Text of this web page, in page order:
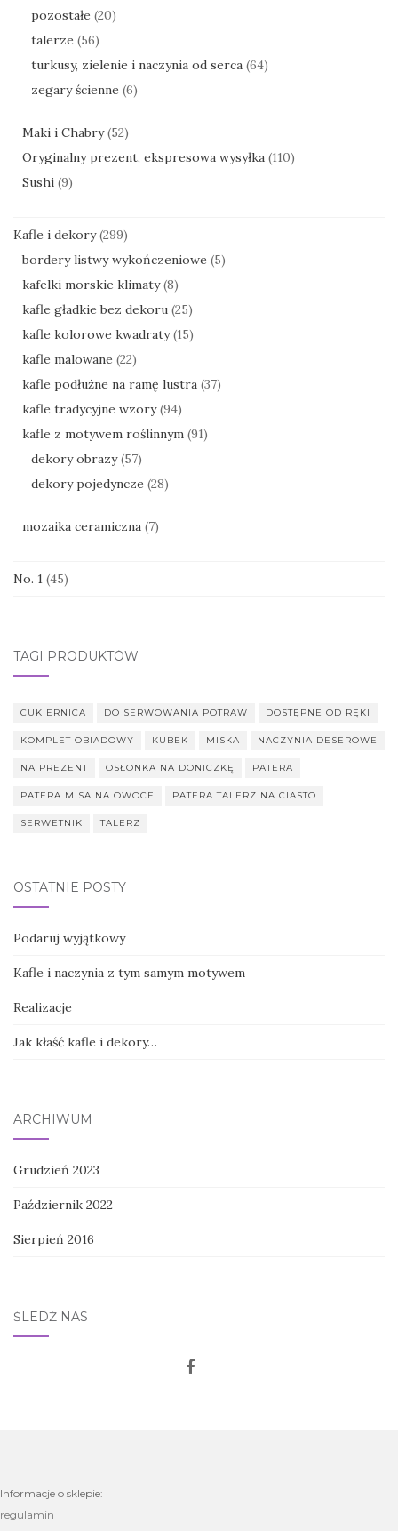
pozostałe (20)
talerze (56)
turkusy, zielenie i naczynia od serca (64)
zegary ścienne (6)
Maki i Chabry (52)
Oryginalny prezent, ekspresowa wysyłka (110)
Sushi (9)
Kafle i dekory (299)
bordery listwy wykończeniowe (5)
kafelki morskie klimaty (8)
kafle gładkie bez dekoru (25)
kafle kolorowe kwadraty (15)
kafle malowane (22)
kafle podłużne na ramę lustra (37)
kafle tradycyjne wzory (94)
kafle z motywem roślinnym (91)
dekory obrazy (57)
dekory pojedyncze (28)
mozaika ceramiczna (7)
No. 1 (45)
TAGI PRODUKTÓW
CUKIERNICA DO SERWOWANIA POTRAW DOSTĘPNE OD RĘKI
KOMPLET OBIADOWY KUBEK MISKA NACZYNIA DESEROWE
NA PREZENT OSŁONKA NA DONICZKĘ PATERA
PATERA MISA NA OWOCE PATERA TALERZ NA CIASTO
SERWETNIK TALERZ
OSTATNIE POSTY
Podaruj wyjątkowy
Kafle i naczynia z tym samym motywem
Realizacje
Jak kłaść kafle i dekory…
ARCHIWUM
Grudzień 2023
Październik 2022
Sierpień 2016
ŚLEDŹ NAS
Informacje o sklepie:
regulamin